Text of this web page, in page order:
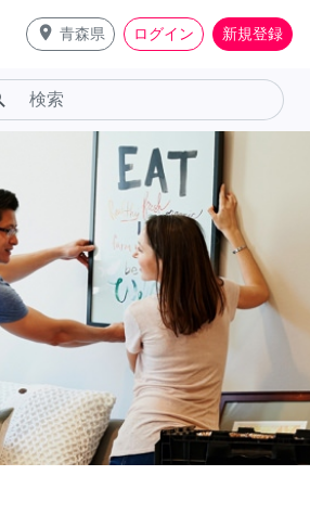
place 青森県 ログイン 新規登録